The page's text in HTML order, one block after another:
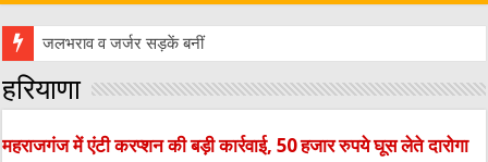
जलभराव व जर्जर सड़कें बनीं परेशानी, ग्रामीणों ने डीएम से लगा
हरियाणा
महराजगंज में एंटी करप्शन की बड़ी कार्रवाई, 50 हजार रुपये घूस लेते दारोगा